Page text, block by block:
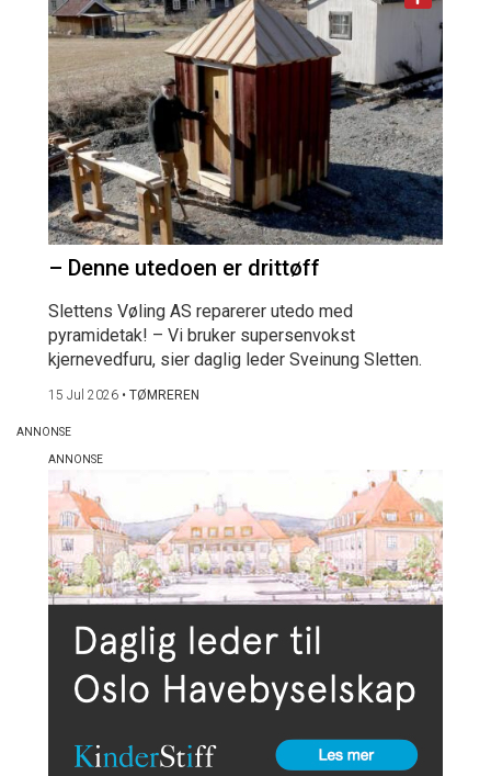
– Denne utedoen er drittøff
Slettens Vøling AS reparerer utedo med
pyramidetak! – Vi bruker supersenvokst
kjernevedfuru, sier daglig leder Sveinung Sletten.
15 Jul 2026 • TØMREREN